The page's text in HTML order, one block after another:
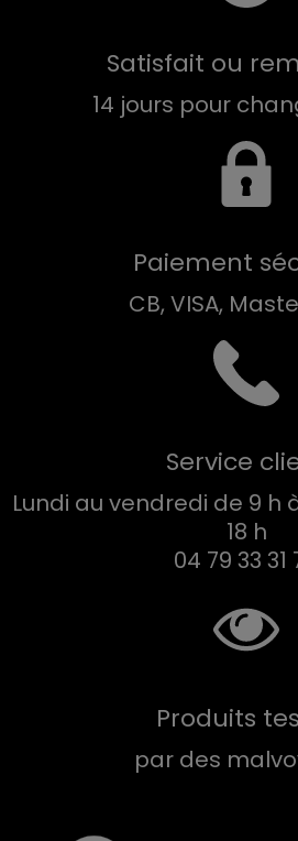
Satisfait ou
14 jours pour
Paiement
CB, VISA,
Service
Lundi au vendredi de 9 h
18 h
04 79 33 31
Produits
par des